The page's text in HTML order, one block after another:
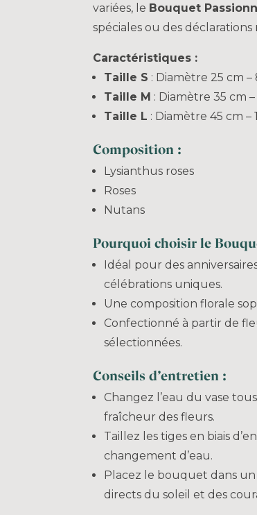
variées, le Bouquet
spéciales ou des
Caractéristiques :
Taille S : Diamètre 25 cm
Taille M : Diamètre 35 cm
Taille L : Diamètre 45 cm –
Composition :
Lysianthus roses
Roses
Nutans
Pourquoi choisir le
Idéal pour des
célébrations uniques.
Une composition florale
Confectionné à partir de
sélectionnées.
Conseils d’entretien :
Changez l’eau du vase
fraîcheur des fleurs.
Taillez les tiges en biais
changement d’eau.
Placez le bouquet dans un
directs du soleil et des